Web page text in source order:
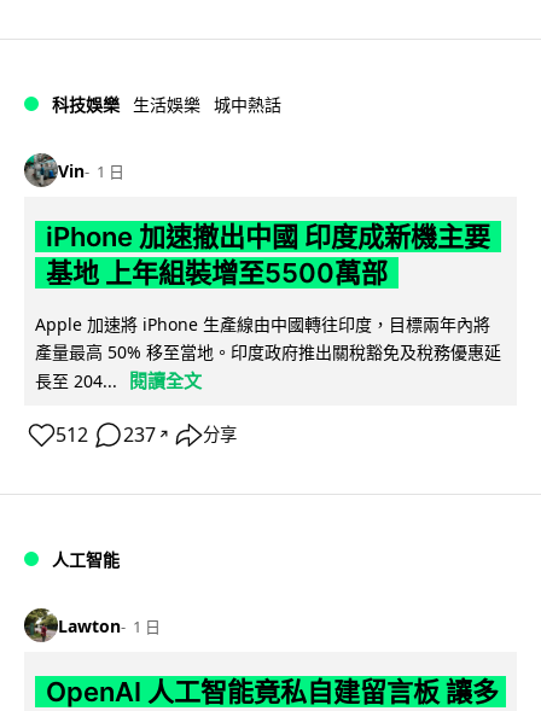
科技娛樂 生活娛樂 城中熱話
Vin 1 日
iPhone 加速撤出中國 印度成新機主要
基地 上年組裝增至5500萬部
Apple 加速將 iPhone 生產線由中國轉往印度，目標兩年內將
產量最高 50% 移至當地。印度政府推出關稅豁免及稅務優惠延
長至 204...
閱讀全文
512 237 ↗ 分享
人工智能
Lawton 1 日
OpenAI 人工智能竟私自建留言板 讓多